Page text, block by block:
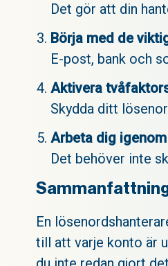
Det gör att din
Börja med de
E-post, bank och
Aktivera
Skydda ditt
Arbeta dig
Det behöver inte
En
till att varje konto är